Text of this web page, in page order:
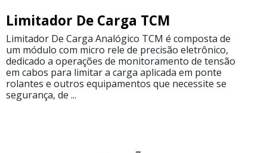
Limitador De Carga TCM
Limitador De Carga Analógico TCM é composta de
um módulo com micro rele de precisão eletrônico,
dedicado a operações de monitoramento de tensão
em cabos para limitar a carga aplicada em ponte
rolantes e outros equipamentos que necessite se
segurança, de ...
Linha
Completa
Medidor
de
Tensão
TCF
Medidor